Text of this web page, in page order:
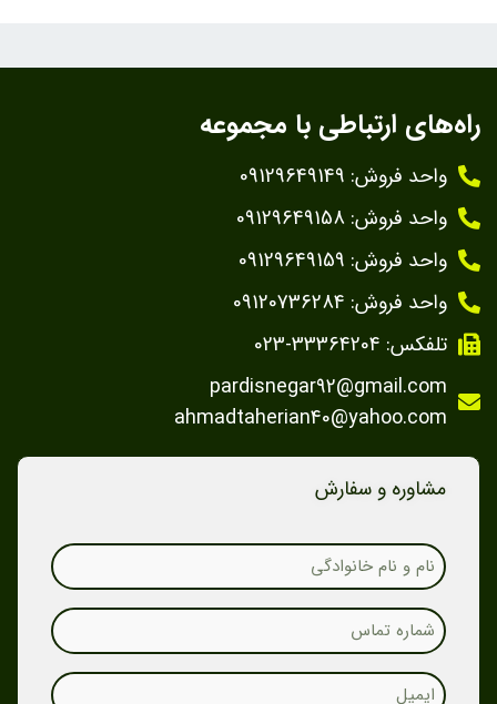
راه‌های ارتباطی با مجموعه
واحد فروش: 09129649149
واحد فروش: 09129649158
واحد فروش: 09129649159
واحد فروش: 09120736284
تلفکس: 33364204-023
pardisnegar92@gmail.com
ahmadtaherian40@yahoo.com
مشاوره و سفارش
Name
Phone
Email